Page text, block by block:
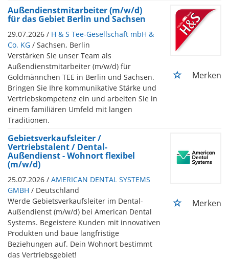
Außendienstmitarbeiter (m/w/d)
für das Gebiet Berlin und Sachsen
29.07.2026 / H & S Tee-Gesellschaft mbH &
Co. KG / Sachsen, Berlin
Verstärken Sie unser Team als
Außendienstmitarbeiter (m/w/d) für
Goldmännchen TEE in Berlin und Sachsen.
Bringen Sie Ihre kommunikative Stärke und
Vertriebskompetenz ein und arbeiten Sie in
einem familiären Umfeld mit langen
Traditionen.
Merken
Gebietsverkaufsleiter /
Vertriebstalent / Dental-
Außendienst - Wohnort flexibel
(m/w/d)
25.07.2026 / AMERICAN DENTAL SYSTEMS
GMBH / Deutschland
Werde Gebietsverkaufsleiter im Dental-
Außendienst (m/w/d) bei American Dental
Systems. Begeistere Kunden mit innovativen
Produkten und baue langfristige
Beziehungen auf. Dein Wohnort bestimmt
das Vertriebsgebiet!
Merken